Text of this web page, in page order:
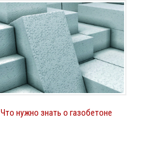
Что нужно знать о газобетоне